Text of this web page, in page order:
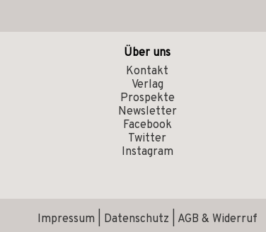
Über uns
Kontakt
Verlag
Prospekte
Newsletter
Facebook
Twitter
Instagram
Impressum Datenschutz AGB & Widerruf